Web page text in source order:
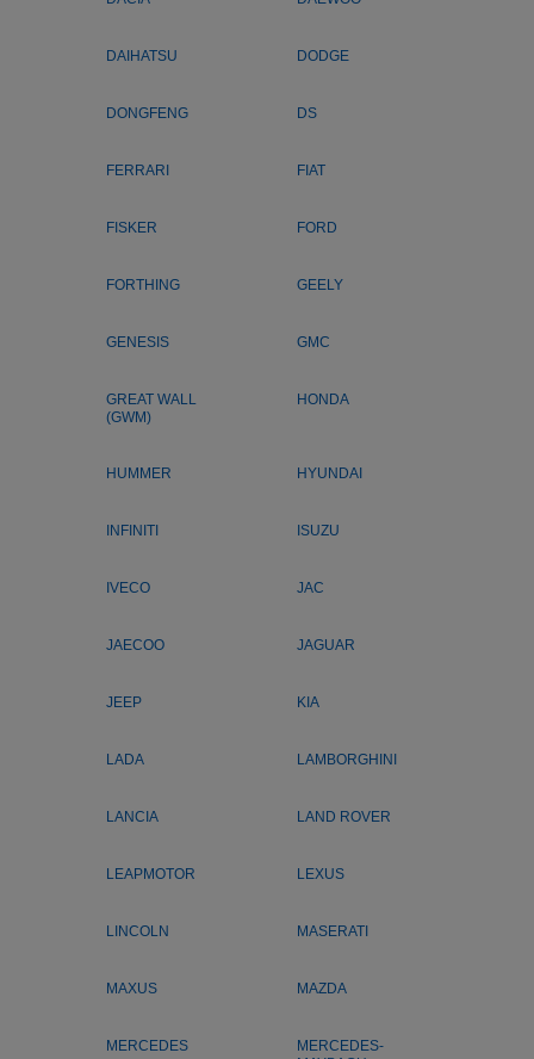
DAIHATSU DODGE
DONGFENG DS
FERRARI FIAT
FISKER FORD
FORTHING GEELY
GENESIS GMC
GREAT WALL
(GWM)
HONDA
HUMMER HYUNDAI
INFINITI ISUZU
IVECO JAC
JAECOO JAGUAR
JEEP KIA
LADA LAMBORGHINI
LANCIA LAND ROVER
LEAPMOTOR LEXUS
LINCOLN MASERATI
MAXUS MAZDA
MERCEDES
MERCEDES-